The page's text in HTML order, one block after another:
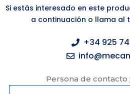
Si estás interesado en este
a continuación o llama al
+34 925
Persona de contacto